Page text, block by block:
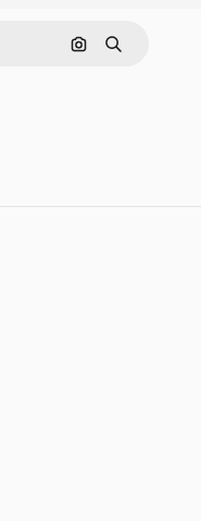
Rechercher par
Rechercher